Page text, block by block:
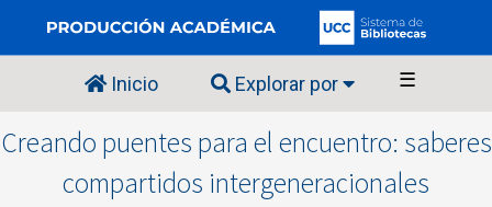
Inicio Explorar por ☰
Creando puentes para el encuentro: saberes
compartidos intergeneracionales